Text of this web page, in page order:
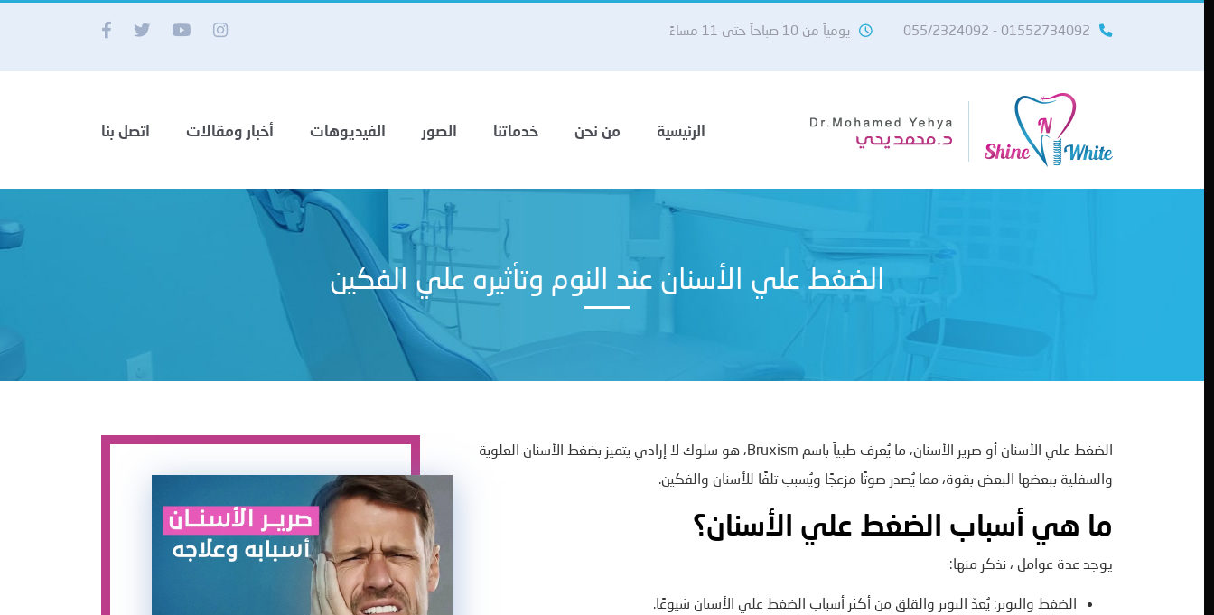
01552734092 - 055/2324092 يومياً من 10 صباحاً حتى 11 مساءً
الرئيسية من نحن خدماتنا الصور الفيديوهات أخبار ومقالات اتصل بنا
الضغط علي الأسنان عند النوم وتأثيره علي الفكين
الضغط علي الأسنان أو صرير الأسنان، ما يُعرف طبياً باسم Bruxism، هو سلوك لا إرادي يتميز بضغط الأسنان العلوية
والسفلية ببعضها البعض بقوة، مما يُصدر صوتًا مزعجًا ويُسبب تلفًا للأسنان والفكين.
ما هي أسباب الضغط علي الأسنان؟
يوجد عدة عوامل ، نذكر منها:
الضغط والتوتر: يُعدّ التوتر والقلق من أكثر أسباب الضغط علي الأسنان شيوعًا.